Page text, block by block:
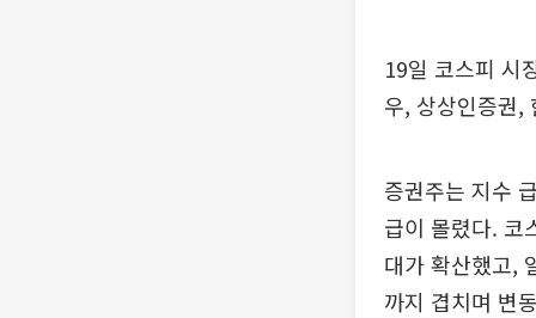
19일 코스피 시
우, 상상인증권,
증권주는 지수
급이 몰렸다. 코
대가 확산했고,
까지 겹치며 변